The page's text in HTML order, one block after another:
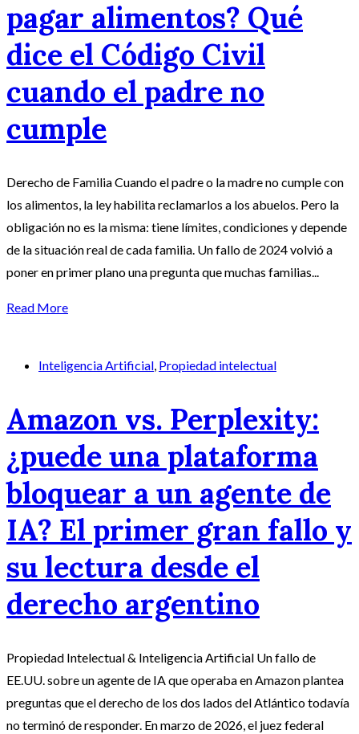
pagar alimentos? Qué
dice el Código Civil
cuando el padre no
cumple
Derecho de Familia Cuando el padre o la madre no cumple con
los alimentos, la ley habilita reclamarlos a los abuelos. Pero la
obligación no es la misma: tiene límites, condiciones y depende
de la situación real de cada familia. Un fallo de 2024 volvió a
poner en primer plano una pregunta que muchas familias...
Read More
Inteligencia Artificial, Propiedad intelectual
Amazon vs. Perplexity:
¿puede una plataforma
bloquear a un agente de
IA? El primer gran fallo y
su lectura desde el
derecho argentino
Propiedad Intelectual & Inteligencia Artificial Un fallo de
EE.UU. sobre un agente de IA que operaba en Amazon plantea
preguntas que el derecho de los dos lados del Atlántico todavía
no terminó de responder. En marzo de 2026, el juez federal